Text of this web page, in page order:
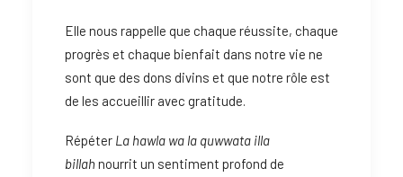
Elle nous rappelle que chaque réussite, chaque
progrès et chaque bienfait dans notre vie ne
sont que des dons divins et que notre rôle est
de les accueillir avec gratitude.
Répéter La hawla wa la quwwata illa
billah nourrit un sentiment profond de